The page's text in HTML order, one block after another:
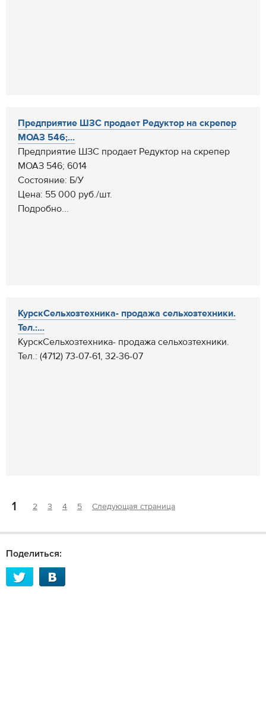
Предприятие ШЗС продает Редуктор на скрепер
МОАЗ 546;...
Предприятие ШЗС продает Редуктор на скрепер
МОАЗ 546; 6014
Состояние: Б/У
Цена: 55 000 руб./шт.
Подробно...
КурскСельхозтехника- продажа сельхозтехники.
Тел.:...
КурскСельхозтехника- продажа сельхозтехники.
Тел.: (4712) 73-07-61, 32-36-07
1 2 3 4 5 Следующая страница
Поделиться: